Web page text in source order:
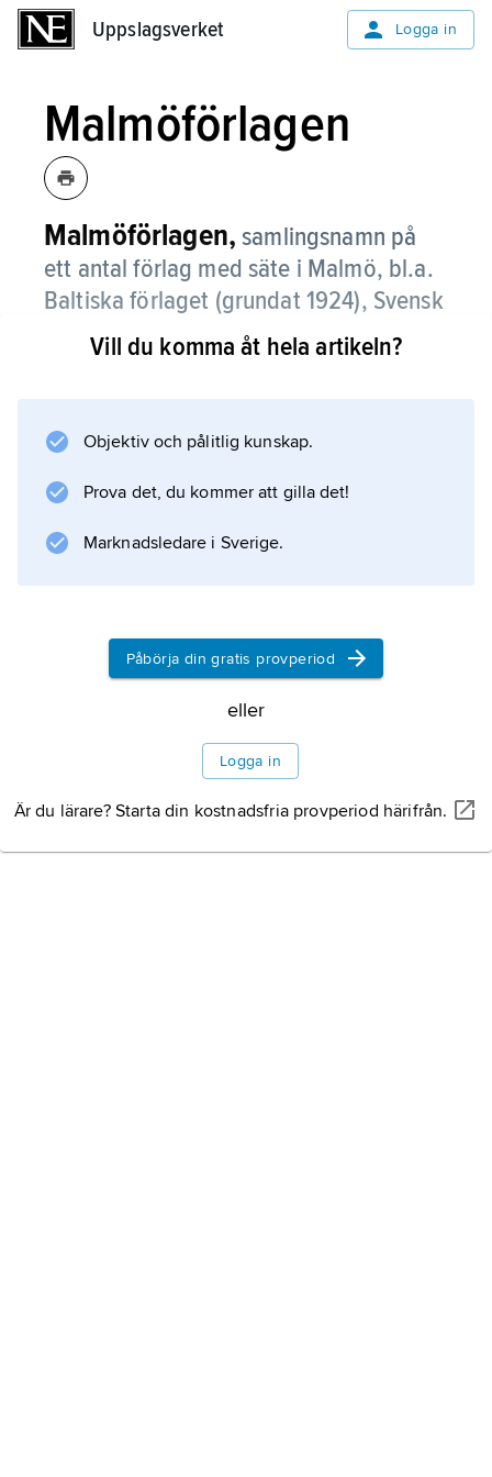
Uppslagsverket Logga in
Malmöförlagen
Malmöförlagen, samlingsnamn på
ett antal förlag med säte i Malmö, bl.a.
Baltiska förlaget (grundat 1924), Svensk
Uppslagsbok AB (grundat 1931) och
Förlagshuset Norden (grundat 1945),
utanför kommissionssystemet.
Förlagens metoder granskades av domstol
och ledde i ett fall (1941) till en fällande dom
för illojal konkurrens i Högsta domstolen.
Information om artikeln
Vill du komma åt hela artikeln?
Objektiv och pålitlig kunskap.
Prova det, du kommer att gilla det!
Marknadsledare i Sverige.
Påbörja din gratis provperiod
eller
Logga in
Är du lärare? Starta din kostnadsfria provperiod härifrån.